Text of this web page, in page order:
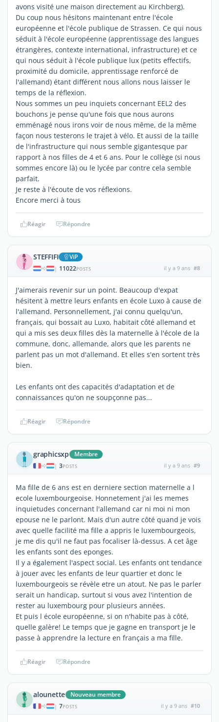
avons visité une maison directement au Kirchberg).
Du coup nous hésitons maintenant entre l'école
européenne et l'école publique de Strassen. Ce qui nous
séduit à l'école européenne (apprentissage des langues
étrangères, contexte international, infrastructure) et ce
qui nous séduit à l'école publique lux (petits effectifs,
proximité du domicile, apprentissage renforcé de
l'allemand) étant différent nous allons nous laisser le
temps de la réflexion.
Nous sommes un peu inquiets concernant EEL2 des
bouchons je pense qu'une fois que nous aurons
emménagé nous irons voir de nous même, de la même
façon nous testerons le trajet à vélo. Et aussi de la taille
de l'infrastructure qui nous semble gigantesque par
rapport à nos filles de 4 et 6 ans. Pour le collège (si nous
sommes encore là) ou le lycée par contre cela semble
parfait.
Je reste à l'écoute de vos réflexions.
Encore merci à tous
Réagir Répondre
STEFFIFI ViP
| 11022POSTS il y a 9 ans #8
J'aimerais revenir sur un point. Beaucoup d'expat
hésitent à mettre leurs enfants en école Luxo à cause de
l'allemand. Personnellement, j'ai connu quelqu'un,
français, qui bossait au Luxo, habitait côté allemand et
qui a mis ses deux filles dès la maternelle à l'école de la
commune, donc, allemande, alors que les parents ne
parlent pas un mot d'allemand. Et elles s'en sortent très
bien.
Les enfants ont des capacités d'adaptation et de
connaissances qu'on ne soupçonne pas...
Réagir Répondre
graphicsxp Membre
| 3POSTS il y a 9 ans #9
Ma fille de 6 ans est en derniere section maternelle a l
ecole luxembourgeoise. Honnetement j'ai les memes
inquietudes concernant l'allemand car ni moi ni mon
epouse ne le parlont. Mais d'un autre côté quand je vois
avec quelle facilité ma fille a appris le luxembourgeois,
je me dis qu'il ne faut pas focaliser là-dessus. A cet âge
les enfants sont des eponges.
Il y a également l'aspect social. Les enfants ont tendance
à jouer avec les enfants de leur quartier et donc le
luxembourgeois se révèle etre un atout. Ne pas le parler
serait un handicap, surtout si vous avez l'intention de
rester au luxembourg pour plusieurs années.
Et puis l école européenne, si on n'habite pas à côté,
quelle galère! Le temps que je gagne en transport je le
passe à apprendre la lecture en français a ma fille.
Réagir Répondre
alounette Nouveau membre
| 7POSTS il y a 9 ans #10